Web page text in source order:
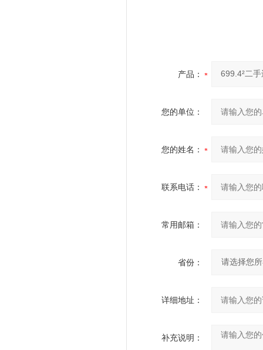
产品：
您的单位：
您的姓名：
联系电话：
常用邮箱：
省份：
详细地址：
补充说明：